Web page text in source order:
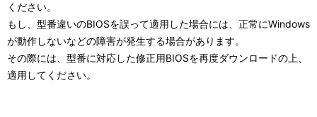
ください。
もし、型番違いのBIOSを誤って適用した場合には、正常にWindows
が動作しないなどの障害が発生する場合があります。
その際には、型番に対応した修正用BIOSを再度ダウンロードの上、
適用してください。